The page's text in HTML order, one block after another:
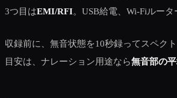
3つ目はEMI/RFI。USB給電、Wi‑Fiルー
収録前に、無音状態を10秒録ってスペク
目安は、ナレーション用途なら無音部の